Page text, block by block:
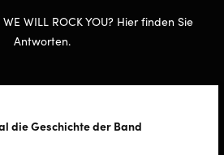
WILL ROCK YOU? Hier finden Sie
Antworten.
die Geschichte der Band